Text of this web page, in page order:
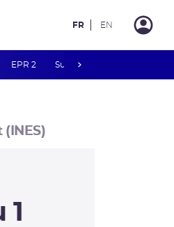
EPR 2 Surveillance des PFAS
FR EN